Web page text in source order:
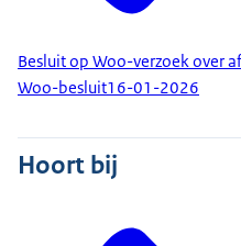
Besluit op Woo-verzoek over
Woo-besluit16-01-2026
Hoort bij